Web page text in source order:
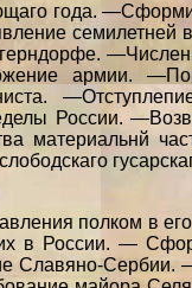
года.
армии.
России.
материальнй
полком в
в России. —
Славяно-